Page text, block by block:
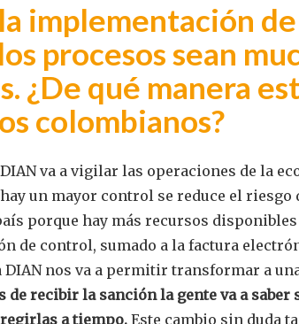
implementación
procesos sean
¿De qué manera
colombianos?
va a vigilar las operaciones de la
hay un mayor control se reduce el
porque hay más recursos
de control, sumado a la factura
nos va a permitir transformar a
de recibir la sanción la gente va a
a tiempo.Este cambio sin duda